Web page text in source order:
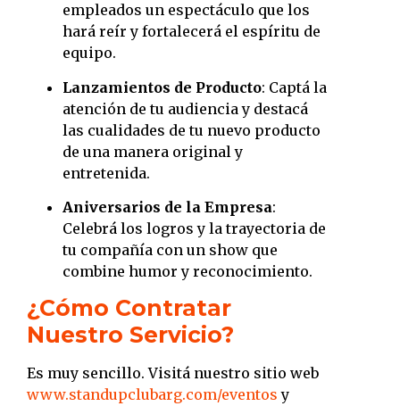
empleados un espectáculo que los
hará reír y fortalecerá el espíritu de
equipo.
Lanzamientos de Producto: Captá la
atención de tu audiencia y destacá
las cualidades de tu nuevo producto
de una manera original y
entretenida.
Aniversarios de la Empresa:
Celebrá los logros y la trayectoria de
tu compañía con un show que
combine humor y reconocimiento.
¿Cómo Contratar
Nuestro Servicio?
Es muy sencillo.Visitá nuestro sitio web
www.standupclubarg.com/eventos y